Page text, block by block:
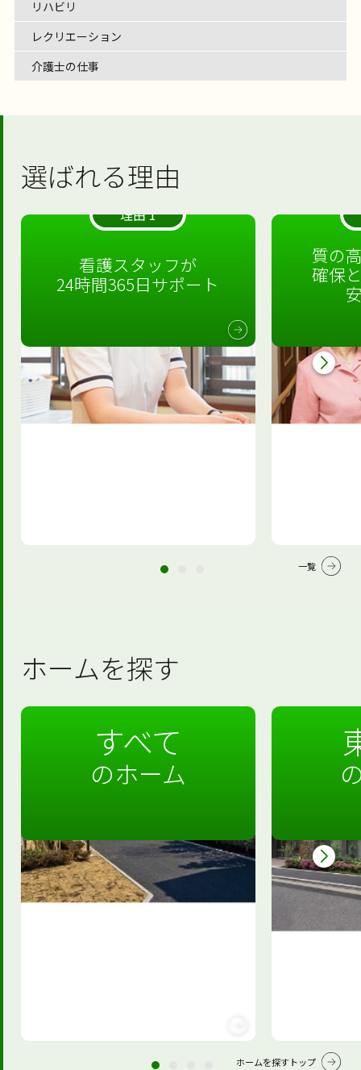
リハビリ
レクリエーション
介護士の仕事
選ばれる理由
理由 1
看護スタッフが
24時間365日サポート
質の
確保
一覧
ホームを探す
すべて
のホーム
ホームを探すトップ